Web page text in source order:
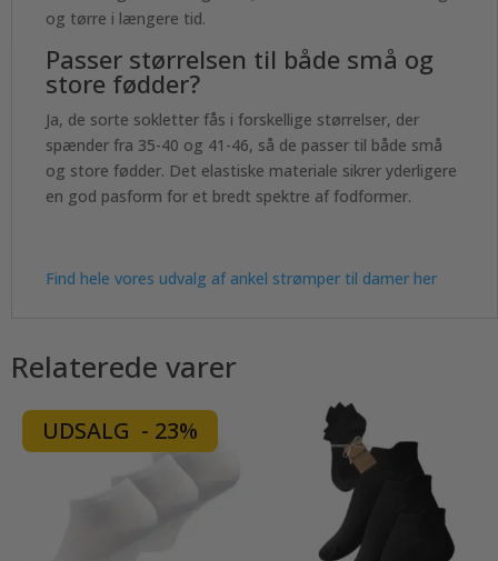
og tørre i længere tid.
Passer størrelsen til både små og
store fødder?
Ja, de sorte sokletter fås i forskellige størrelser, der
spænder fra 35-40 og 41-46, så de passer til både små
og store fødder. Det elastiske materiale sikrer yderligere
en god pasform for et bredt spektre af fodformer.
Find hele vores udvalg af ankel strømper til damer her
Relaterede varer
UDSALG - 23%